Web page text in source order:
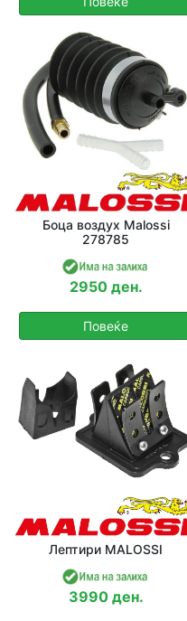
Боца воздух Malossi
278785
2950 ден.
Повеќе
Лептири MALOSSI
3990 ден.